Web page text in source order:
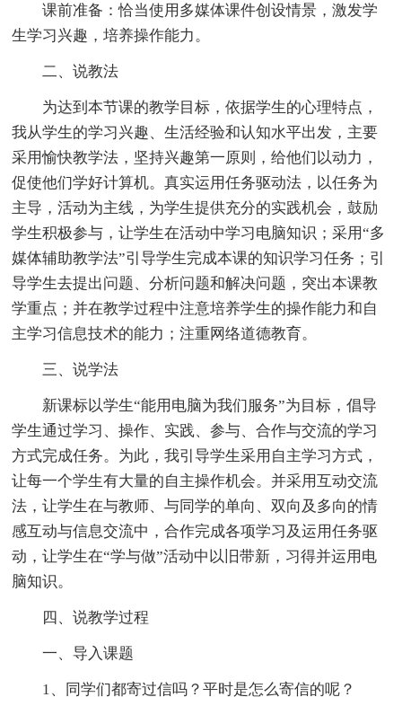
课前准备：恰当使用多媒体课件创设情景，激发学
生学习兴趣，培养操作能力。
二、说教法
为达到本节课的教学目标，依据学生的心理特点，
我从学生的学习兴趣、生活经验和认知水平出发，主要
采用愉快教学法，坚持兴趣第一原则，给他们以动力，
促使他们学好计算机。真实运用任务驱动法，以任务为
主导，活动为主线，为学生提供充分的实践机会，鼓励
学生积极参与，让学生在活动中学习电脑知识；采用“多
媒体辅助教学法”引导学生完成本课的知识学习任务；引
导学生去提出问题、分析问题和解决问题，突出本课教
学重点；并在教学过程中注意培养学生的操作能力和自
主学习信息技术的能力；注重网络道德教育。
三、说学法
新课标以学生“能用电脑为我们服务”为目标，倡导
学生通过学习、操作、实践、参与、合作与交流的学习
方式完成任务。为此，我引导学生采用自主学习方式，
让每一个学生有大量的自主操作机会。并采用互动交流
法，让学生在与教师、与同学的单向、双向及多向的情
感互动与信息交流中，合作完成各项学习及运用任务驱
动，让学生在“学与做”活动中以旧带新，习得并运用电
脑知识。
四、说教学过程
一、导入课题
1、同学们都寄过信吗？平时是怎么寄信的呢？